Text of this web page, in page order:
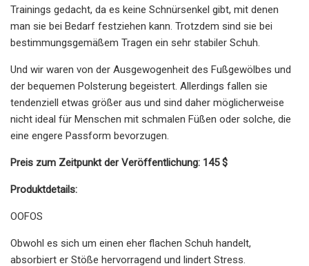
Trainings gedacht, da es keine Schnürsenkel gibt, mit denen
man sie bei Bedarf festziehen kann. Trotzdem sind sie bei
bestimmungsgemäßem Tragen ein sehr stabiler Schuh.
Und wir waren von der Ausgewogenheit des Fußgewölbes und
der bequemen Polsterung begeistert. Allerdings fallen sie
tendenziell etwas größer aus und sind daher möglicherweise
nicht ideal für Menschen mit schmalen Füßen oder solche, die
eine engere Passform bevorzugen.
Preis zum Zeitpunkt der Veröffentlichung: 145 $
Produktdetails:
OOFOS
Obwohl es sich um einen eher flachen Schuh handelt,
absorbiert er Stöße hervorragend und lindert Stress.